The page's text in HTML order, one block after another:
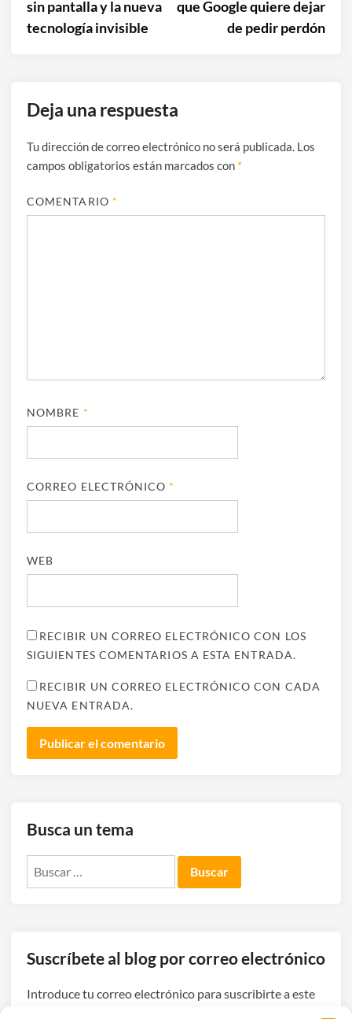
entradas
sin pantalla y la nueva
tecnología invisible
que Google quiere dejar
de pedir perdón
Deja una respuesta
Tu dirección de correo electrónico no será publicada. Los
campos obligatorios están marcados con *
COMENTARIO *
NOMBRE *
CORREO ELECTRÓNICO *
WEB
RECIBIR UN CORREO ELECTRÓNICO CON LOS
SIGUIENTES COMENTARIOS A ESTA ENTRADA.
RECIBIR UN CORREO ELECTRÓNICO CON CADA
NUEVA ENTRADA.
Busca un tema
Suscríbete al blog por correo electrónico
Introduce tu correo electrónico para suscribirte a este